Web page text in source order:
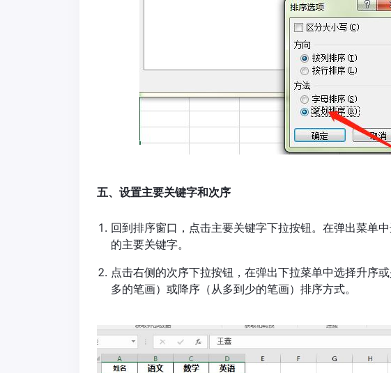
五、设置主要关键字和次序
回到排序窗口，点击主要关键字下拉按钮。在弹出菜单
的主要关键字。
点击右侧的次序下拉按钮，在弹出下拉菜单中选择升序
多的笔画）或降序（从多到少的笔画）排序方式。